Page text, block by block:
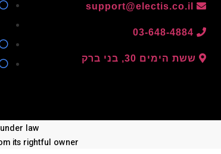
support@electis.co.il
03-648-4884
ששת הימים 30, בני ברק
law
its rightful owner